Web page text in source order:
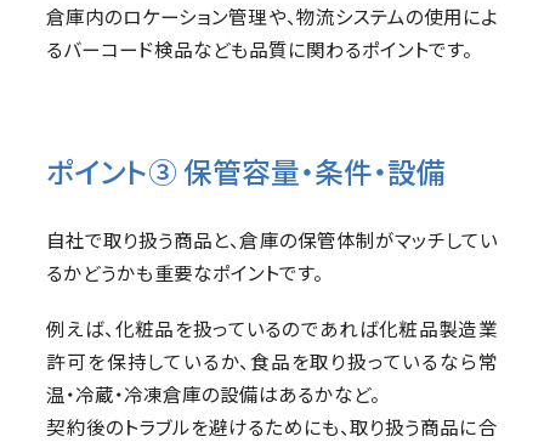
倉庫内のロケーション管理や、物流システムの使用によ
るバーコード検品なども品質に関わるポイントです。
ポイント③ 保管容量・条件・設備
自社で取り扱う商品と、倉庫の保管体制がマッチしてい
るかどうかも重要なポイントです。
例えば、化粧品を扱っているのであれば化粧品製造業
許可を保持しているか、食品を取り扱っているなら常
温・冷蔵・冷凍倉庫の設備はあるかなど。
契約後のトラブルを避けるためにも、取り扱う商品に合